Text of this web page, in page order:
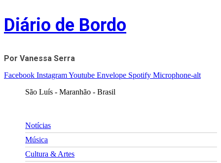
Skip
to
content
Diário de Bordo
Por Vanessa Serra
Facebook InstagramYoutube Envelope Spotify Microphone-alt
São Luís - Maranhão - Brasil
Notícias
Música
Cultura & Artes